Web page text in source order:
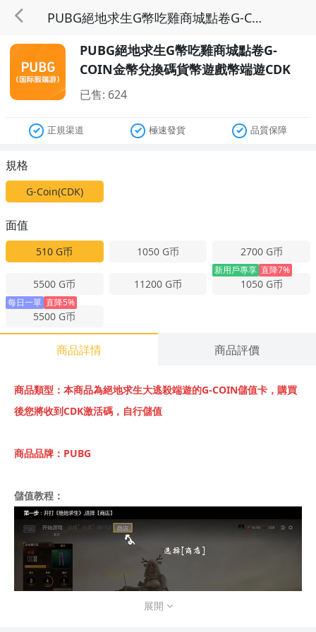
PUBG絕地求生G幣吃雞商城點卷G-COIN金幣兌換碼貨幣遊戲幣端遊CDK
PUBG絕地求生G幣吃雞商城點卷G-
COIN金幣兌換碼貨幣遊戲幣端遊CDK
已售: 624
正規渠道 極速發貨 品質保障
規格
G-Coin(CDK)
面值
510 G币 1050 G币 2700 G币
5500 G币 11200 G币
新用戶專享 直降7%
1050 G币
每日一單 直降5%
5500 G币
商品詳情 商品評價
商品類型：本商品為絕地求生大逃殺端遊的G-COIN儲值卡，購買
後您將收到CDK激活碼，自行儲值
商品品牌：PUBG
儲值教程：
展開